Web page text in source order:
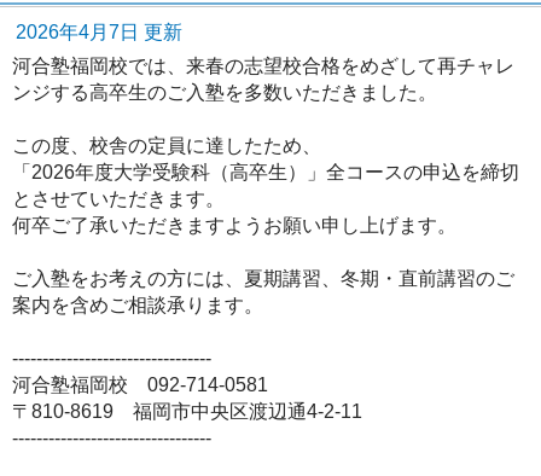
2026年4月7日 更新
河合塾福岡校では、来春の志望校合格をめざして再チャレ
ンジする高卒生のご入塾を多数いただきました。
この度、校舎の定員に達したため、
「2026年度大学受験科（高卒生）」全コースの申込を締切
とさせていただきます。
何卒ご了承いただきますようお願い申し上げます。
ご入塾をお考えの方には、夏期講習、冬期・直前講習のご
案内を含めご相談承ります。
---------------------------------
河合塾福岡校 092-714-0581
〒810-8619 福岡市中央区渡辺通4-2-11
---------------------------------